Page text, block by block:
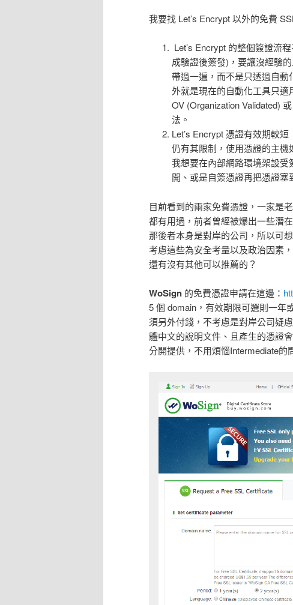
我要找 Let’s Encrypt 以外的免費
Let’s Encrypt 的整個簽證流
成驗證後簽發)，要讓沒經驗
帶過一遍，而不是只透過自
外就是現在的自動化工具只適
OV (Organization Validated)
法。
Let’s Encrypt 憑證有效期較
仍有其限制，使用憑證的主
我想要在內部網路環境架設
開、或是自簽憑證再把憑證塞
目前看到的兩家免費憑證，一家是
都有用過，前者曾經被爆出一些潛
那後者本身是對岸的公司，所以可
考慮這些為安全考量以及政治因素
還有沒有其他可以推薦的？
WoSign 的免費憑證申請在這邊：
5 個 domain，有效期限可選則一年
須另外付錢，不考慮是對岸公司疑
體中文的說明文件、且產生的憑證
分開提供，不用煩惱Intermediate的